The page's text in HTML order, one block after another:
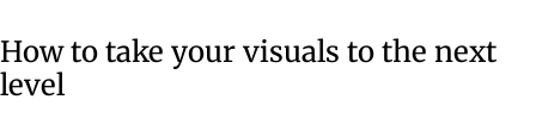
How to take your visuals to the next
level